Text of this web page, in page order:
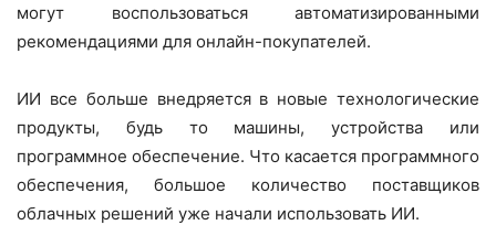
могут воспользоваться автоматизированными
рекомендациями для онлайн-покупателей.
ИИ все больше внедряется в новые технологические
продукты, будь то машины, устройства или
программное обеспечение. Что касается программного
обеспечения, большое количество поставщиков
облачных решений уже начали использовать ИИ.